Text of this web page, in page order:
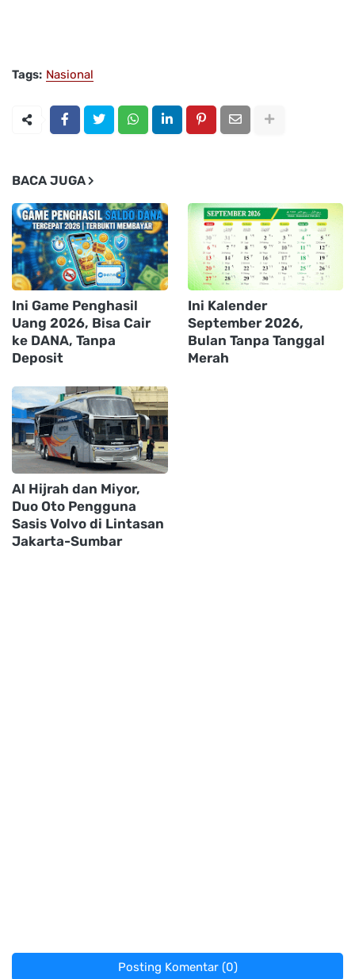
Tags: Nasional
BACA JUGA
Ini Game Penghasil
Uang 2026, Bisa Cair
ke DANA, Tanpa
Deposit
Ini Kalender
September 2026,
Bulan Tanpa Tanggal
Merah
Al Hijrah dan Miyor,
Duo Oto Pengguna
Sasis Volvo di Lintasan
Jakarta-Sumbar
Posting Komentar (0)